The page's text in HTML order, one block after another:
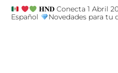
𝐇𝐍𝐃 Conecta 1 Abril
Español
Novedades para tu